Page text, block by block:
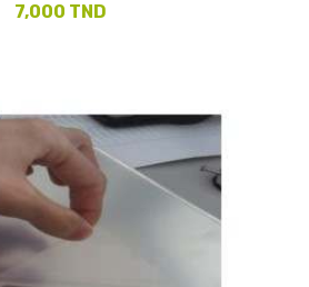
7,000 TND